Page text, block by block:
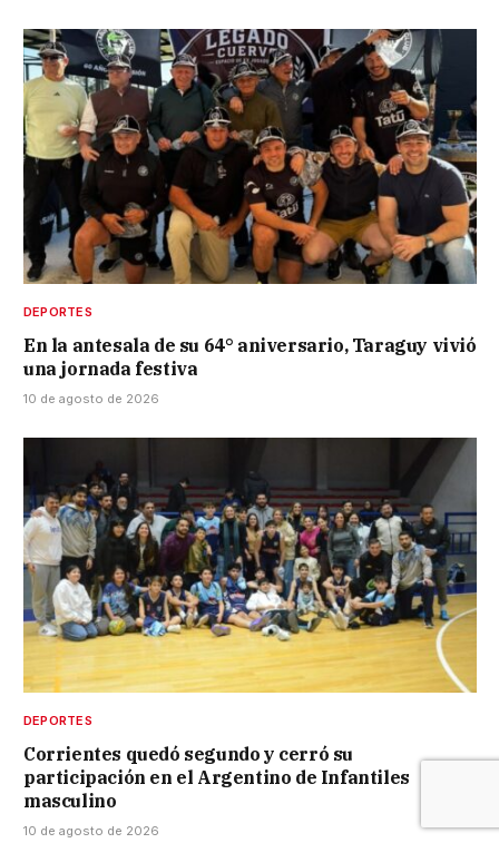
DEPORTES
En la antesala de su 64° aniversario, Taraguy vivió
una jornada festiva
10 de agosto de 2026
DEPORTES
Corrientes quedó segundo y cerró su
participación en el Argentino de Infantiles
masculino
10 de agosto de 2026